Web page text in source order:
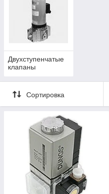
Двухступенчатые
клапаны
Сортировка